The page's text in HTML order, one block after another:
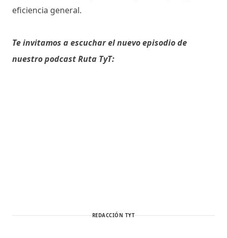
eficiencia general.
Te invitamos a escuchar el nuevo episodio de
nuestro podcast Ruta TyT:
REDACCIÓN TYT